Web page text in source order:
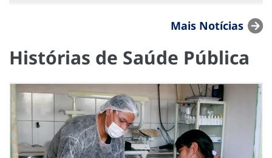
Mais Notícias
Histórias de Saúde Pública